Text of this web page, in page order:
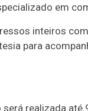
em
inteiros
para
será realizada